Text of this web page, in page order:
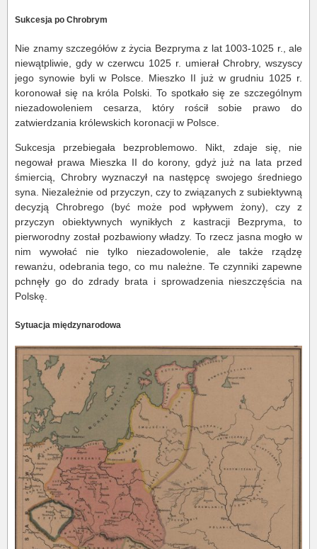
Sukcesja po Chrobrym
Nie znamy szczegółów z życia Bezpryma z lat 1003-1025 r., ale
niewątpliwie, gdy w czerwcu 1025 r. umierał Chrobry, wszyscy
jego synowie byli w Polsce. Mieszko II już w grudniu 1025 r.
koronował się na króla Polski. To spotkało się ze szczególnym
niezadowoleniem cesarza, który rościł sobie prawo do
zatwierdzania królewskich koronacji w Polsce.
Sukcesja przebiegała bezproblemowo. Nikt, zdaje się, nie
negował prawa Mieszka II do korony, gdyż już na lata przed
śmiercią, Chrobry wyznaczył na następcę swojego średniego
syna. Niezależnie od przyczyn, czy to związanych z subiektywną
decyzją Chrobrego (być może pod wpływem żony), czy z
przyczyn obiektywnych wynikłych z kastracji Bezpryma, to
pierworodny został pozbawiony władzy. To rzecz jasna mogło w
nim wywołać nie tylko niezadowolenie, ale także rządzę
rewanżu, odebrania tego, co mu należne. Te czynniki zapewne
pchnęły go do zdrady brata i sprowadzenia nieszczęścia na
Polskę.
Sytuacja międzynarodowa